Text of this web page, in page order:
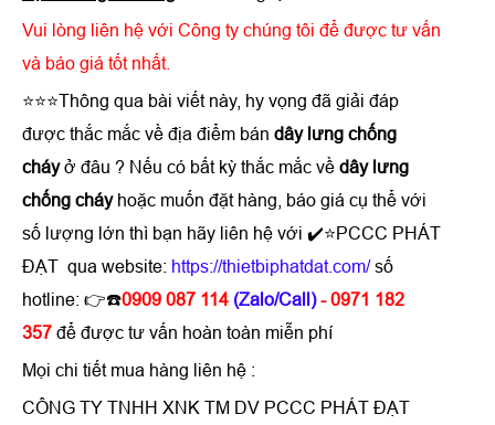
Vui lòng liên hệ với Công ty chúng tôi để được tư vấn
và báo giá tốt nhất.
⭐⭐⭐Thông qua bài viết này, hy vọng đã giải đáp
được thắc mắc về địa điểm bán dây lưng chống
cháyở đâu ? Nếu có bất kỳ thắc mắc về dây lưng
chống cháy hoặc muốn đặt hàng, báo giá cụ thể với
số lượng lớn thì bạn hãy liên hệ với ✔️⭐PCCC PHÁT
ĐẠT qua website: https://thietbiphatdat.com/số
hotline: 👉☎️0909 087 114 (Zalo/Call)- 0971 182
357 để được tư vấn hoàn toàn miễn phí
Mọi chi tiết mua hàng liên hệ :
CÔNG TY TNHH XNK TM DV PCCC PHÁT ĐẠT